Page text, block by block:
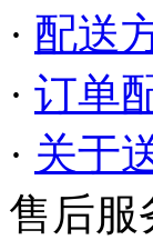
· 配送
· 订单
· 关于
售后服